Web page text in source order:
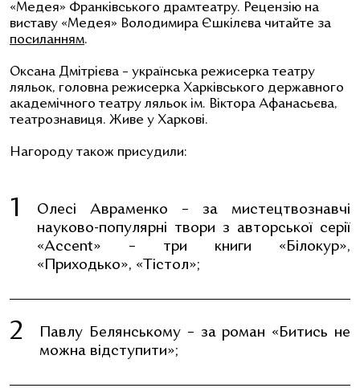
«Медея» Франківського драмтеатру. Рецензію на
виставу «Медея» Володимира Єшкілєва читайте за
посиланням.
Оксана Дмітрієва – українська режисерка театру
ляльок, головна режисерка Харківського державного
академічного театру ляльок ім. Віктора Афанасьєва,
театрознавиця. Живе у Харкові.
Нагороду також присудили:
Олесі Авраменко – за мистецтвознавчі
науково-популярні твори з авторської серії
«Accent» – три книги «Білокур»,
«Приходько», «Тістол»;
Павлу Белянському – за роман «Битись не
можна відступити»;